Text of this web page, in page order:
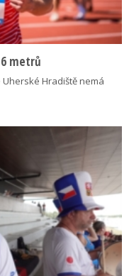
metrů
Hradiště nemá